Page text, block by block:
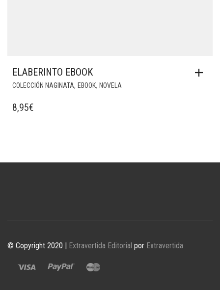
ELABERINTO EBOOK
COLECCIÓN NAGINATA, EBOOK, NOVELA
8,95€
© Copyright 2020 | Extravertida Editorial por Extravertida